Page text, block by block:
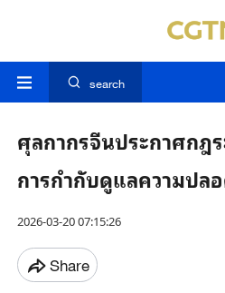
search
ศุลกากรจีนประกาศกฎ
การกำกับดูแลความปล
2026-03-20 07:15:26
Share